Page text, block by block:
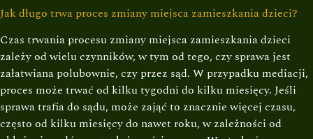
Jak długo trwa proces zmiany miejsca zamieszkania dzieci?
Czas trwania procesu zmiany miejsca zamieszkania dzieci
zależy od wielu czynników, w tym od tego, czy sprawa jest
załatwiana polubownie, czy przez sąd. W przypadku mediacji,
proces może trwać od kilku tygodni do kilku miesięcy. Jeśli
sprawa trafia do sądu, może zająć to znacznie więcej czasu,
często od kilku miesięcy do nawet roku, w zależności od